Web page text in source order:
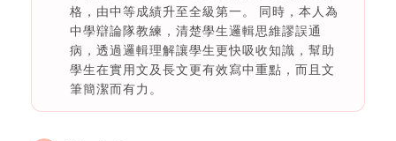
格，由中等成績升至全級第一。 同時，本人為
中學辯論隊教練，清楚學生邏輯思維謬誤通
病，透過邏輯理解讓學生更快吸收知識，幫助
學生在實用文及長文更有效寫中重點，而且文
筆簡潔而有力。